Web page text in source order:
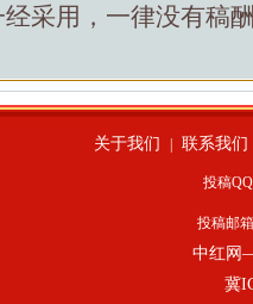
采用，一律没有稿
关于我们 联系我们
投稿
投稿邮
中红网
冀